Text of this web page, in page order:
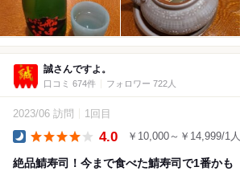
誠さんですよ。
口コミ 674件 フォロワー 722人
2023/06 訪問 1回目
4.0 ￥10,000～￥14,999/1人
絶品鯖寿司！今まで食べた鯖寿司で1番かも